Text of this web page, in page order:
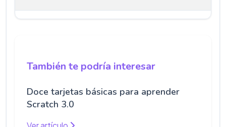
También te podría interesar
Doce tarjetas básicas para aprender
Scratch 3.0